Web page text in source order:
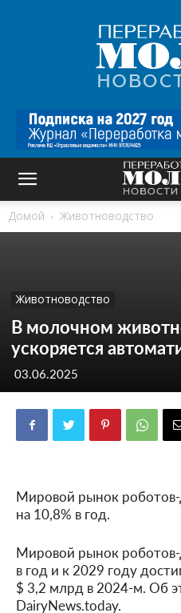
Домой Животноводство
Животноводство
В молочном
ускоряется
03.06.2025
Мировой рынок роботов-
на 10,8% в год.
Мировой рынок роботов-
в год и к 2029 году
$ 3,2 млрд в 2024-м. Об
DairyNews.today.